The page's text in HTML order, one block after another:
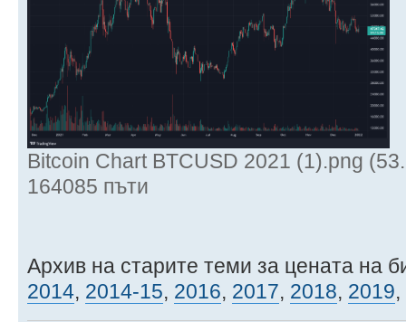
Bitcoin Chart BTCUSD 2021 (1).png
164085 пъти
Архив на старите теми за цената на
2014, 2014-15, 2016, 2017, 2018, 2019,